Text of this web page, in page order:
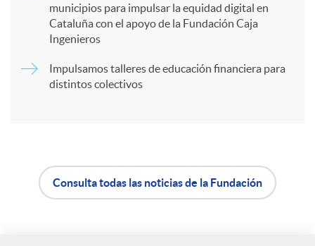
municipios para impulsar la equidad digital en
Cataluña con el apoyo de la Fundación Caja
Ingenieros
Impulsamos talleres de educación financiera para
distintos colectivos
Consulta todas las noticias de la Fundación